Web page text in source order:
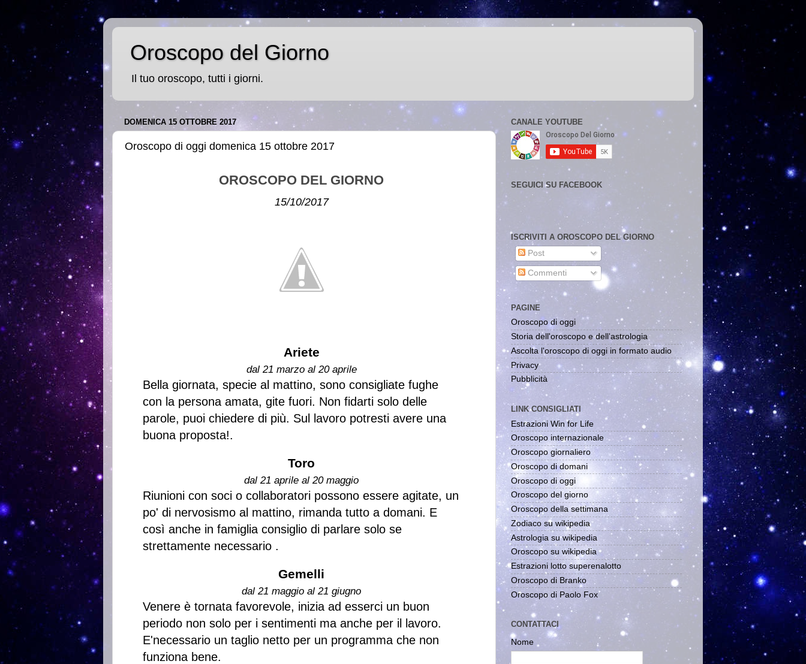
Oroscopo del Giorno
Il tuo oroscopo, tutti i giorni.
DOMENICA 15 OTTOBRE 2017
Oroscopo di oggi domenica 15 ottobre 2017
OROSCOPO DEL GIORNO
15/10/2017
Ariete
dal 21 marzo al 20 aprile
Bella giornata, specie al mattino, sono consigliate fughe
con la persona amata, gite fuori. Non fidarti solo delle
parole, puoi chiedere di più. Sul lavoro potresti avere una
buona proposta!.
Toro
dal 21 aprile al 20 maggio
Riunioni con soci o collaboratori possono essere agitate, un
po' di nervosismo al mattino, rimanda tutto a domani. E
così anche in famiglia consiglio di parlare solo se
strettamente necessario .
Gemelli
dal 21 maggio al 21 giugno
Venere è tornata favorevole, inizia ad esserci un buon
periodo non solo per i sentimenti ma anche per il lavoro.
E'necessario un taglio netto per un programma che non
funziona bene.
CANALE YOUTUBE
SEGUICI SU FACEBOOK
ISCRIVITI A OROSCOPO DEL GIORNO
Post
Commenti
PAGINE
Oroscopo di oggi
Storia dell'oroscopo e dell'astrologia
Ascolta l'oroscopo di oggi in formato audio
Privacy
Pubblicità
LINK CONSIGLIATI
Estrazioni Win for Life
Oroscopo internazionale
Oroscopo giornaliero
Oroscopo di domani
Oroscopo di oggi
Oroscopo del giorno
Oroscopo della settimana
Zodiaco su wikipedia
Astrologia su wikipedia
Oroscopo su wikipedia
Estrazioni lotto superenalotto
Oroscopo di Branko
Oroscopo di Paolo Fox
CONTATTACI
Nome